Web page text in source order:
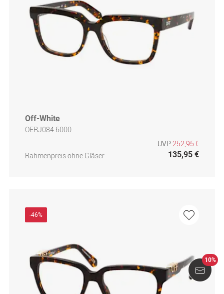
Off-White
OERJ084 6000
Rahmenpreis ohne Gläser
UVP 252,95 €
135,95 €
-46%
10%